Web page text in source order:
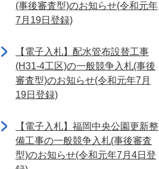
(事後審査型)のお知らせ(令和元年
7月19日登録)
【電子入札】配水管布設替工事
(H31-4工区)の一般競争入札(事後
審査型)のお知らせ(令和元年7月
19日登録)
【電子入札】福岡中央公園更新整
備工事の一般競争入札(事後審査
型)のお知らせ(令和元年7月4日登